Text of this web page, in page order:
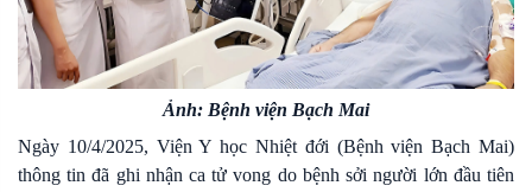
Ảnh: Bệnh viện Bạch Mai
Ngày 10/4/2025, Viện Y học Nhiệt đới (Bệnh viện Bạch Mai)
thông tin đã ghi nhận ca tử vong do bệnh sởi người lớn đầu tiên